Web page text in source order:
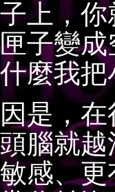
上，
子變
麼我
，在
腦就
感、